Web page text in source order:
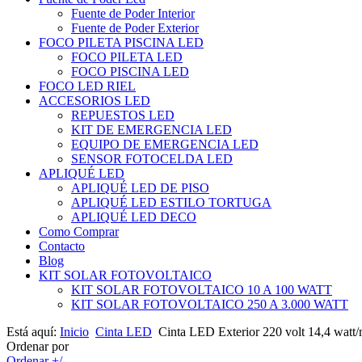
Fuente de Poder Interior
Fuente de Poder Exterior
FOCO PILETA PISCINA LED
FOCO PILETA LED
FOCO PISCINA LED
FOCO LED RIEL
ACCESORIOS LED
REPUESTOS LED
KIT DE EMERGENCIA LED
EQUIPO DE EMERGENCIA LED
SENSOR FOTOCELDA LED
APLIQUÉ LED
APLIQUÉ LED DE PISO
APLIQUÉ LED ESTILO TORTUGA
APLIQUÉ LED DECO
Como Comprar
Contacto
Blog
KIT SOLAR FOTOVOLTAICO
KIT SOLAR FOTOVOLTAICO 10 A 100 WATT
KIT SOLAR FOTOVOLTAICO 250 A 3.000 WATT
Está aquí: Inicio Cinta LED Cinta LED Exterior 220 volt 14,4 watt/
Ordenar por